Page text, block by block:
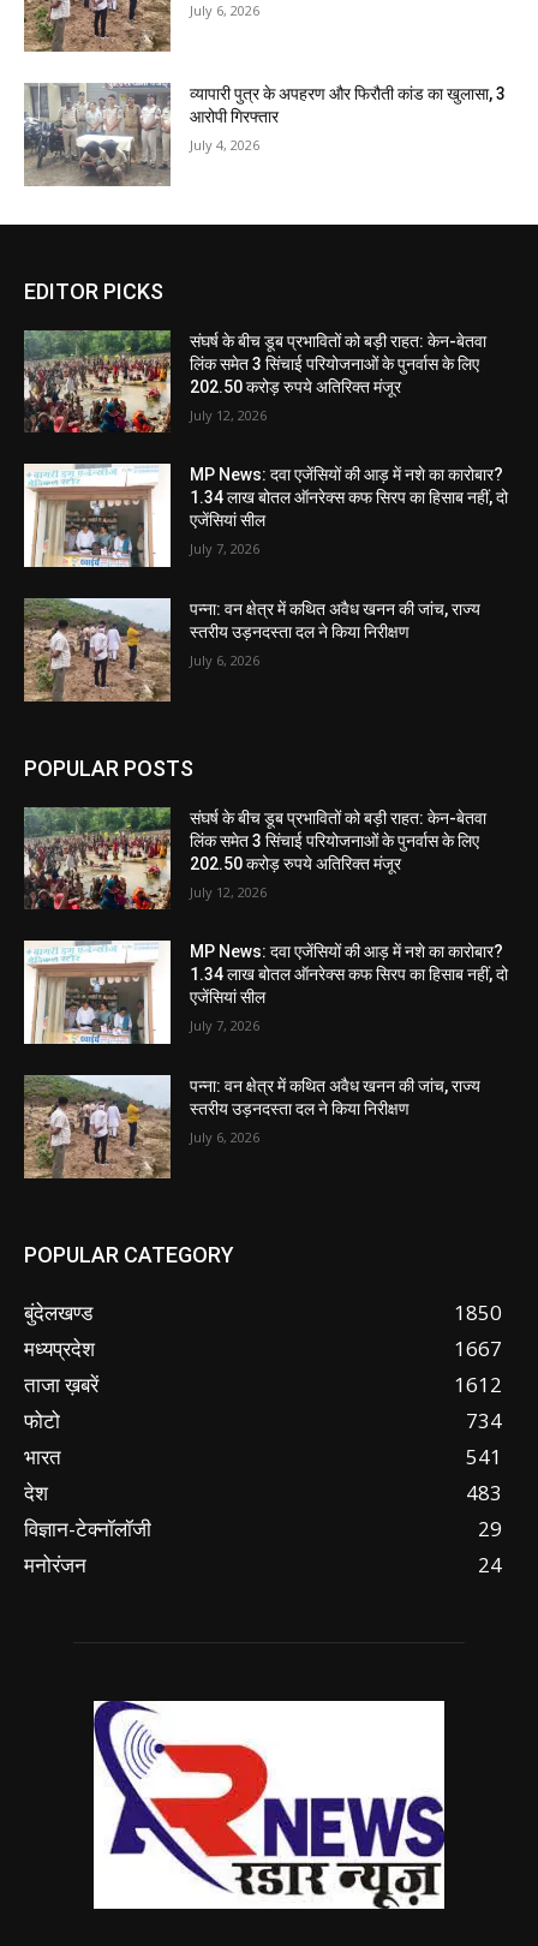
July 6, 2026
व्यापारी पुत्र के अपहरण और फिरौती कांड का खुलासा, 3
आरोपी गिरफ्तार
July 4, 2026
EDITOR PICKS
संघर्ष के बीच डूब प्रभावितों को बड़ी राहत: केन-बेतवा
लिंक समेत 3 सिंचाई परियोजनाओं के पुनर्वास के लिए
202.50 करोड़ रुपये अतिरिक्त मंजूर
July 12, 2026
MP News: दवा एजेंसियों की आड़ में नशे का कारोबार?
1.34 लाख बोतल ऑनरेक्स कफ सिरप का हिसाब नहीं, दो
एजेंसियां सील
July 7, 2026
पन्ना: वन क्षेत्र में कथित अवैध खनन की जांच, राज्य
स्तरीय उड़नदस्ता दल ने किया निरीक्षण
July 6, 2026
POPULAR POSTS
संघर्ष के बीच डूब प्रभावितों को बड़ी राहत: केन-बेतवा
लिंक समेत 3 सिंचाई परियोजनाओं के पुनर्वास के लिए
202.50 करोड़ रुपये अतिरिक्त मंजूर
July 12, 2026
MP News: दवा एजेंसियों की आड़ में नशे का कारोबार?
1.34 लाख बोतल ऑनरेक्स कफ सिरप का हिसाब नहीं, दो
एजेंसियां सील
July 7, 2026
पन्ना: वन क्षेत्र में कथित अवैध खनन की जांच, राज्य
स्तरीय उड़नदस्ता दल ने किया निरीक्षण
July 6, 2026
POPULAR CATEGORY
बुंदेलखण्ड
1850
मध्यप्रदेश
1667
ताजा ख़बरें
1612
फोटो
734
भारत
541
देश
483
विज्ञान-टेक्नॉलॉजी
29
मनोरंजन
24